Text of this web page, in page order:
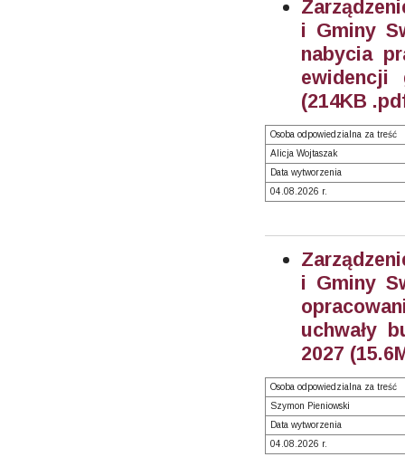
i Gminy
nabycia
ewidencji
(214KB
Osoba odpowiedzialna za treść
Alicja Wojtaszak
Data wytworzenia
04.08.2026 r.
i Gminy
uchwały
2027
Osoba odpowiedzialna za treść
Szymon Pieniowski
Data wytworzenia
04.08.2026 r.